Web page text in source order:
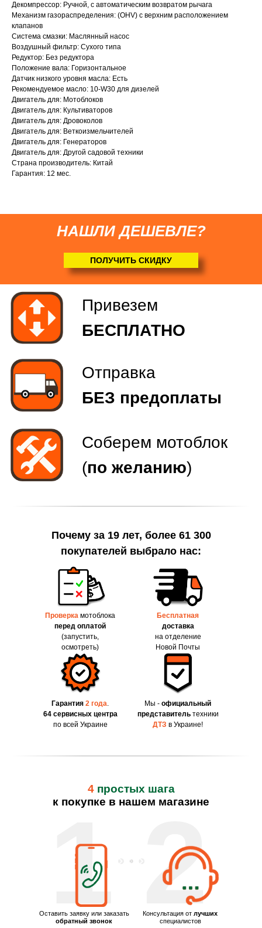
Декомпрессор: Ручной, с автоматическим возвратом рычага
Механизм газораспределения: (OHV) с верхним расположением
клапанов
Система смазки: Маслянный насос
Воздушный фильтр: Сухого типа
Редуктор: Без редуктора
Положение вала: Горизонтальное
Датчик низкого уровня масла: Есть
Рекомендуемое масло: 10-W30 для дизелей
Двигатель для: Мотоблоков
Двигатель для: Культиваторов
Двигатель для: Дровоколов
Двигатель для: Веткоизмельчителей
Двигатель для: Генераторов
Двигатель для: Другой садовой техники
Страна производитель: Китай
Гарантия: 12 мес.
НАШЛИ ДЕШЕВЛЕ?
ПОЛУЧИТЬ СКИДКУ
Отправка
БЕЗ предоплаты
Привезем
БЕСПЛАТНО
Соберем мотоблок
( по желанию)
Почему за 19 лет, более 61 300
покупателей выбрало нас:
Проверка мотоблока
перед оплатой
(запустить,
осмотреть)
Гарантия 2 года.
64 сервисных центра
по всей Украине
Бесплатная
доставка
на отделение
Новой Почты
Мы - официальный
представительтехники
ДТЗ в Украине!
1 2
Оставить заявку или заказать
обратный звонок
Консультация от лучших
специалистов
4 простых шага
к покупке в нашем магазине